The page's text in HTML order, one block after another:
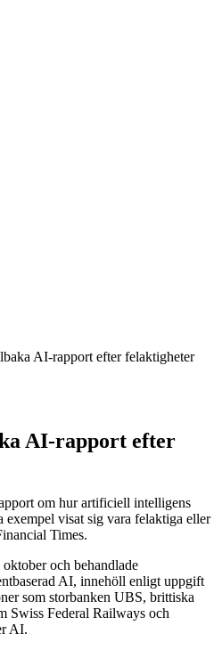
AI‑rapport efter felaktigheter
AI‑rapport efter
om hur artificiell intelligens
exempel visat sig vara felaktiga eller
Times.
och behandlade
AI, innehöll enligt uppgift
som storbanken UBS, brittiska
Swiss Federal Railways och
AI.